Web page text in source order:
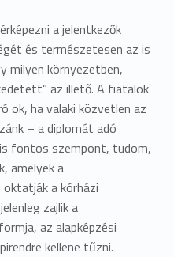
a jelentkezők
és természetesen az is
milyen környezetben,
az illető. A fiatalok
ok, ha valaki közvetlen az
– a diplomát adó
fontos szempont, tudom,
amelyek a
a kórházi
zajlik a
az alapképzési
kellene tűzni.